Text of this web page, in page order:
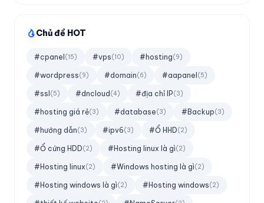
Chủ đề HOT
#cpanel (15) #vps(10) #hosting(9)
#wordpress(9) #domain(6) #aapanel (5)
#ssl (5) #dncloud (4) #địa chỉ IP(3)
#hosting giá rẻ(3) #database(3) #Backup(3)
#hướng dẫn(3) #ipv6(3) #Ổ HHD(2)
#Ổ cứng HDD(2) #Hosting linux là gì(2)
#Hosting linux(2) #Windows hosting là gì(2)
#Hosting windows là gì(2) #Hosting windows(2)